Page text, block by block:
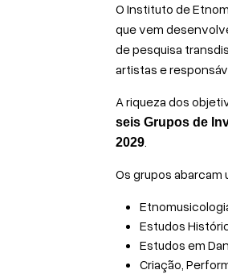
O Instituto de
que vem
de pesquisa
artistas e
A riqueza dos
seis Grupos de
2029.
Os grupos
Estudos
Estudos em
Criação,